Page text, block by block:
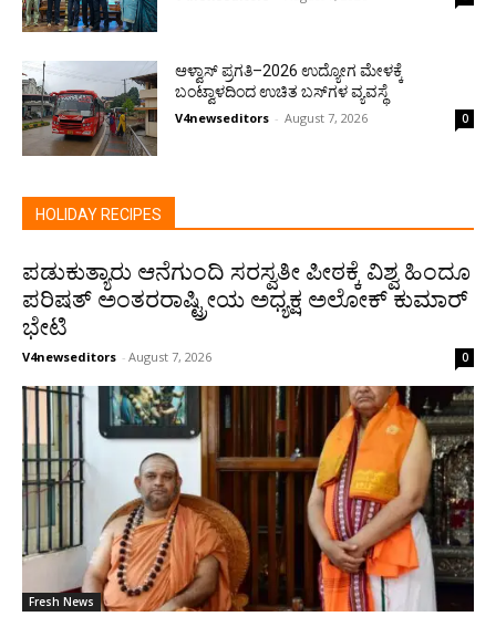
ಆಳ್ವಾಸ್ ಪ್ರಗತಿ–2026 ಉದ್ಯೋಗ ಮೇಳಕ್ಕೆ
ಬಂಟ್ವಾಳದಿಂದ ಉಚಿತ ಬಸ್‌ಗಳ ವ್ಯವಸ್ಥೆ
V4newseditors - August 7, 2026 0
HOLIDAY RECIPES
ಪಡುಕುತ್ಯಾರು ಆನೆಗುಂದಿ ಸರಸ್ವತೀ ಪೀಠಕ್ಕೆ ವಿಶ್ವ ಹಿಂದೂ
ಪರಿಷತ್ ಅಂತರರಾಷ್ಟ್ರೀಯ ಅಧ್ಯಕ್ಷ ಅಲೋಕ್ ಕುಮಾರ್
ಭೇಟಿ
V4newseditors - August 7, 2026 0
Fresh News